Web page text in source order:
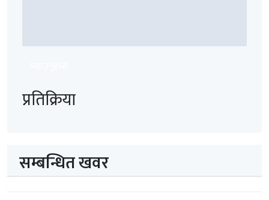
प्रतिक्रिया
सम्बन्धित खवर